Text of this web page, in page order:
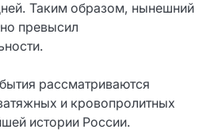
Таким образом, нынешний
превысил
рассматриваются
и кровопролитных
истории России.